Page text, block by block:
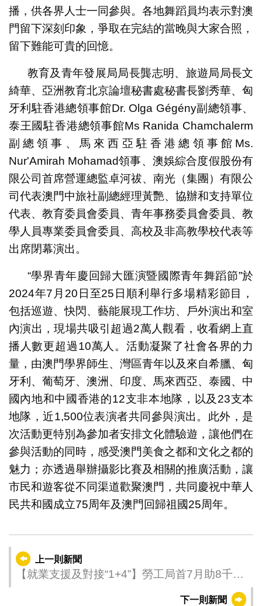
播，供各界人士一同參與。各地舞蹈員均表示對澳
門留下深刻印象，爭取在完結的當晚與大家合照，
留下難能可貴的回憶。
教育及青年發展局局長龔志明、旅遊局局長文
綺華、亞洲教育北京論壇秘書處秘書長劉秀華、匈
牙利駐香港總領事館Dr. Olga Gégény副總領事、
泰王國駐香港總領事館Ms Ranida Chamchalerm
副總領事、馬來西亞駐香港總領事館Ms.
Nur'Amirah Mohamad領事、澳娛綜合度假股份有
限公司首席營運總監卓河祓、南光（集團）有限公
司代表澳門中旅社副總經理黃艷、協辦和支持單位
代表、教育委員會委員、青年事務委員會委員、教
學人員專業委員會委員、高校及非高教學校代表等
出席閉幕演出。
“學界青年慶回歸大匯演暨國際青年舞蹈節”於
2024年7月20日至25日順利舉行多場精彩節目，
包括巡遊、快閃、藝能展現工作坊、戶外演出和室
內演出，現場共吸引超過2萬人觀看，收看網上直
播人數更超過10萬人。活動凝聚了社會各界的力
量，由澳門學界師生、灣區青年以及來自希臘、匈
牙利、葡萄牙、澳洲、印度、馬來西亞、泰國、中
國內地和中國香港的12支非本地隊，以及23支本
地隊，近1,500位表演者共同參與演出。此外，是
次活動更特別為參加者安排文化體驗遊，讓他們在
參與活動的同時，感受澳門美食之都和文化之都的
魅力；亦透過舉辦攝影比賽及相關的推廣活動，讓
市民和遊客從不同渠道歡聚澳門，共同慶祝中華人
民共和國成立75周年及澳門回歸祖國25周年。
上一則新聞
【就業支援及對接“1+4”】勞工局首7月助8千人
下一則新聞